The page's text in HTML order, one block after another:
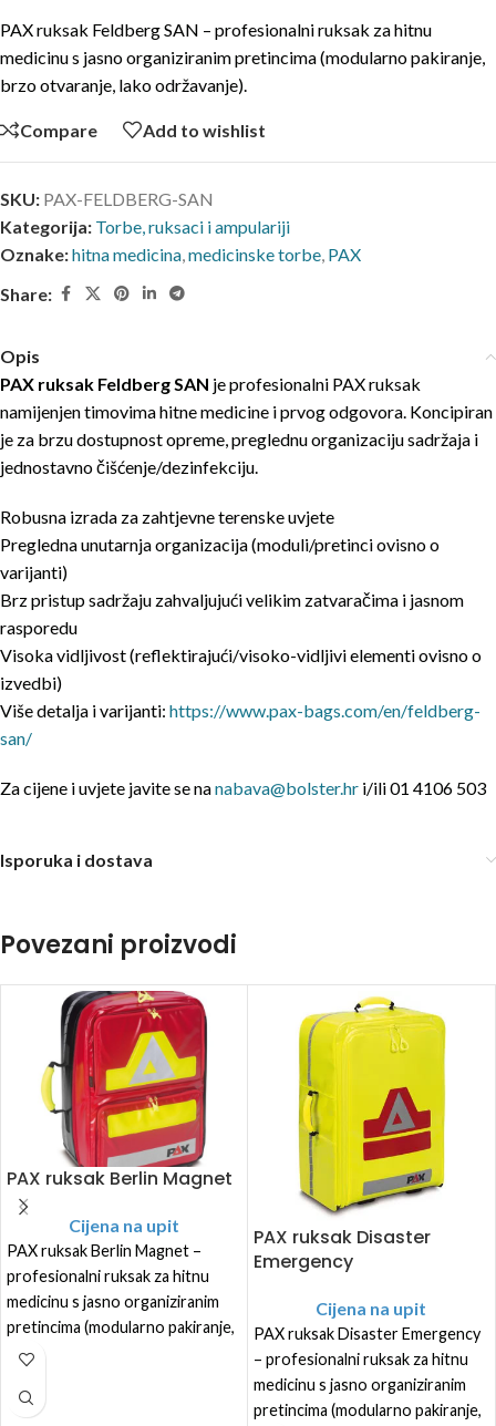
PAX ruksak Feldberg SAN – profesionalni ruksak za hitnu
medicinu s jasno organiziranim pretincima (modularno pakiranje,
brzo otvaranje, lako održavanje).
Compare Add to wishlist
SKU: PAX-FELDBERG-SAN
Kategorija: Torbe, ruksaci i ampulariji
Oznake:hitna medicina,medicinske torbe, PAX
Share:
Opis
PAX ruksak Feldberg SAN je profesionalni PAX ruksak
namijenjen timovima hitne medicine i prvog odgovora. Koncipiran
je za brzu dostupnost opreme, preglednu organizaciju sadržaja i
jednostavno čišćenje/dezinfekciju.
Robusna izrada za zahtjevne terenske uvjete
Pregledna unutarnja organizacija (moduli/pretinci ovisno o
varijanti)
Brz pristup sadržaju zahvaljujući velikim zatvaračima i jasnom
rasporedu
Visoka vidljivost (reflektirajući/visoko-vidljivi elementi ovisno o
izvedbi)
Više detalja i varijanti: https://www.pax-bags.com/en/feldberg-
san/
Za cijene i uvjete javite se nanabava@bolster.hr i/ili 01 4106 503
Isporuka i dostava
Povezani proizvodi
PAX ruksak Berlin Magnet
Cijena na upit
PAX ruksak Berlin Magnet –
profesionalni ruksak za hitnu
medicinu s jasno organiziranim
pretincima (modularno pakiranje,
brzo otvaranje, lako održavanje).
PAX ruksak Disaster
Emergency
Cijena na upit
PAX ruksak Disaster Emergency
– profesionalni ruksak za hitnu
medicinu s jasno organiziranim
pretincima (modularno pakiranje,